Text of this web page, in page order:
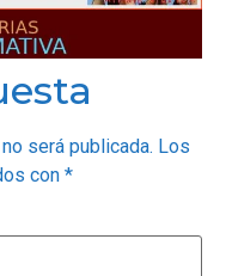
será publicada. Los
con *